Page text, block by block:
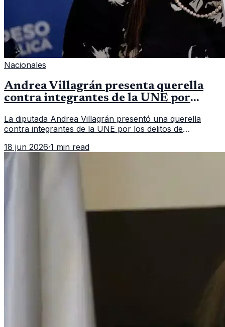
Nacionales
Andrea Villagrán presenta querella
contra integrantes de la UNE por
La diputada Andrea Villagrán presentó una querella
contra integrantes de la UNE por los delitos de
18 jun 2026·1 min read